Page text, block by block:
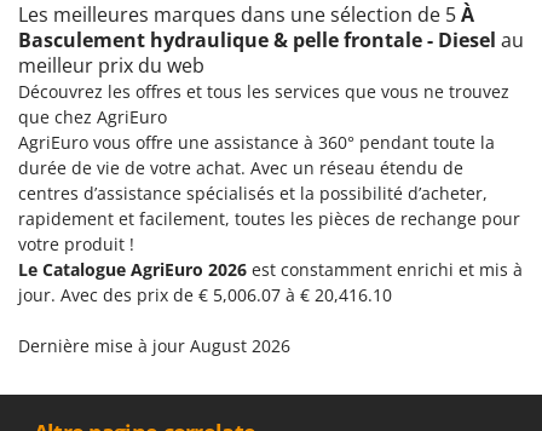
Les meilleures marques dans une sélection de 5À
Basculement hydraulique & pelle frontale - Diesel au
meilleur prix du web
Découvrez les offres et tous les services que vous ne trouvez
que chez AgriEuro
AgriEuro vous offre une assistance à 360° pendant toute la
durée de vie de votre achat. Avec un réseau étendu de
centres d’assistance spécialisés et la possibilité d’acheter,
rapidement et facilement, toutes les pièces de rechange pour
votre produit !
Le Catalogue AgriEuro 2026 est constamment enrichi et mis à
jour. Avec des prix de € 5,006.07 à € 20,416.10
Dernière mise à jour August 2026